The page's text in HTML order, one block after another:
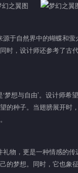
源于自然界中的蝴蝶和
时，设计师还参考了古
‘梦想与自由’。设计师
的种子。当翅膀展开时
礼物，更是一种情感的
的梦想。同时，它也象